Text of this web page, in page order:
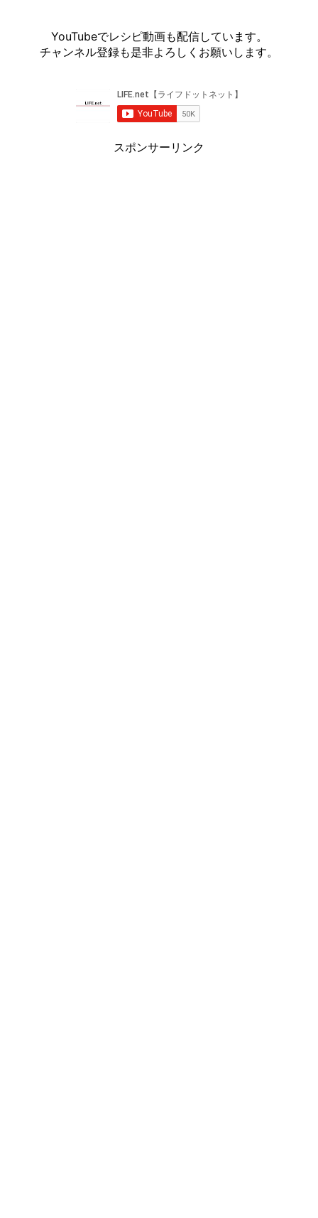
YouTubeでレシピ動画も配信しています。
チャンネル登録も是非よろしくお願いします。
スポンサーリンク